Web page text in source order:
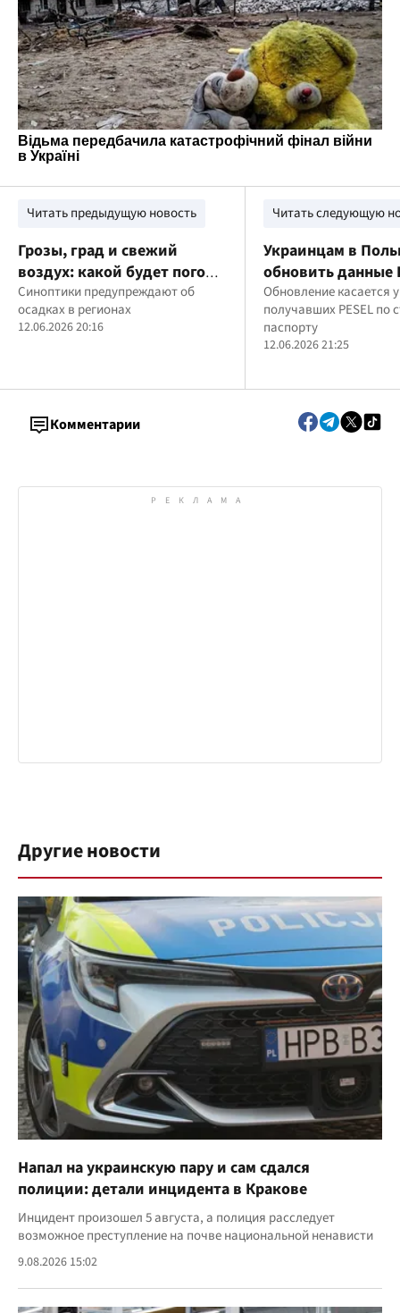
Читать предыдущую новость
Грозы, град и свежий
воздух: какой будет погода
в Украине на выходных 13-
14 июня
Синоптики предупреждают об
осадках в регионах
12.06.2026 20:16
Читать следующую
Украинцам в
обновить данные
кого касается
что нужно
Обновление касается
получавших PESEL по
паспорту
12.06.2026 21:25
Комментарии
Другие новости
Напал на украинскую пару и сам сдался
полиции: детали инцидента в Кракове
Инцидент произошел 5 августа, а полиция расследует
возможное преступление на почве национальной ненависти
9.08.2026 15:02